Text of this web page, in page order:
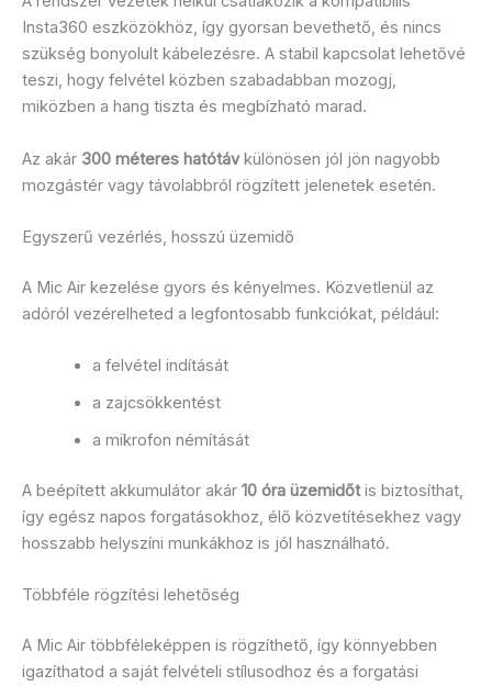
Insta360 eszközökhöz, így gyorsan bevethető, és nincs
szükség bonyolult kábelezésre. A stabil kapcsolat lehetővé
teszi, hogy felvétel közben szabadabban mozogj,
miközben a hang tiszta és megbízható marad.
Az akár 300 méteres hatótávkülönösen jól jön nagyobb
mozgástér vagy távolabbról rögzített jelenetek esetén.
Egyszerű vezérlés, hosszú üzemidő
A Mic Air kezelése gyors és kényelmes. Közvetlenül az
adóról vezérelheted a legfontosabb funkciókat, például:
a felvétel indítását
a zajcsökkentést
a mikrofon némítását
A beépített akkumulátor akár 10 óra üzemidőtis biztosíthat,
így egész napos forgatásokhoz, élő közvetítésekhez vagy
hosszabb helyszíni munkákhoz is jól használható.
Többféle rögzítési lehetőség
A Mic Air többféleképpen is rögzíthető, így könnyebben
igazíthatod a saját felvételi stílusodhoz és a forgatási